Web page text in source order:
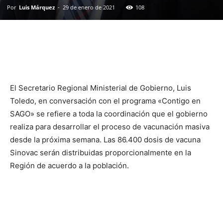
Por Luis Márquez - 29 de enero de 2021 108
El Secretario Regional Ministerial de Gobierno, Luis
Toledo, en conversación con el programa «Contigo en
SAGO» se refiere a toda la coordinación que el gobierno
realiza para desarrollar el proceso de vacunación masiva
desde la próxima semana. Las 86.400 dosis de vacuna
Sinovac serán distribuidas proporcionalmente en la
Región de acuerdo a la población.